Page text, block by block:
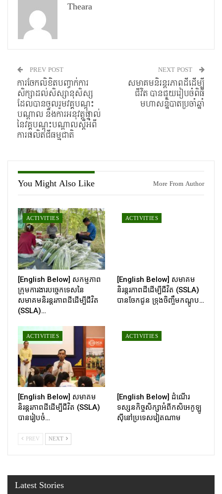
Theara
PREV POST
ការចែកលិខិតបញ្ចាក់ការ
សិក្សាដល់សិស្សានុសិស្ស
ដែលបានចូលរួមវគ្គបណ្ដុះ
បណ្ដាល និងការអនុវត្តផ្ទាល់
នៃវគ្គបណ្តុះបណ្តាលស្តីអំពី
ការផលិតជីធម្មជាតិ
NEXT POST
សមាគមនិរន្តរភាពដីដើម្បី
ជីវិត បានជួយរៀបចំពិធី
មហាសន្និបាតប្រចាំឆ្នាំ
You Might Also Like More From Author
ACTIVITIES
[English Below] សកម្មភាព
ក្រុមការងារបច្ចេកទេសនៃ
សមាគមនិរន្តរភាពដីដើម្បីជីវិត
(SSLA)…
ACTIVITIES
[English Below] សមាគម
និរន្តរភាពដីដើម្បីជីវិត (SSLA)
បានចែកជូន ទ្រុងចិញ្ចឹមកណ្ដូប…
ACTIVITIES
[English Below] សមាគម
និរន្តរភាពដីដើម្បីជីវិត (SSLA)
បានរៀបចំ…
ACTIVITIES
[English Below] ដំណើរ
ទស្សនកិច្ចសិក្សាអំពីកសិអេកូឡូ
ស៊ីនៅប្រទេសវៀតណាម
PREV NEXT
Latest Stories